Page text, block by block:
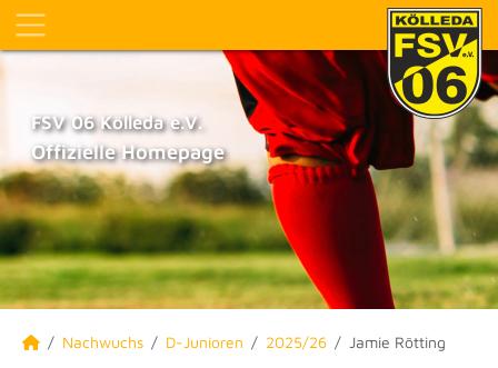
FSV 06 Kölleda e.V.
Offizielle Homepage
Nachwuchs D-Junioren 2025/26 Jamie Rötting